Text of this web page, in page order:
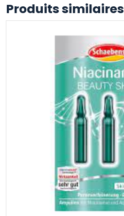
Produits similaires